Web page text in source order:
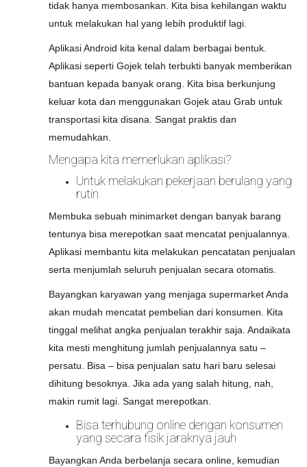
tidak hanya membosankan. Kita bisa kehilangan waktu
untuk melakukan hal yang lebih produktif lagi.
Aplikasi Android kita kenal dalam berbagai bentuk.
Aplikasi seperti Gojek telah terbukti banyak memberikan
bantuan kepada banyak orang. Kita bisa berkunjung
keluar kota dan menggunakan Gojek atau Grab untuk
transportasi kita disana. Sangat praktis dan
memudahkan.
Mengapa kita memerlukan aplikasi?
Untuk melakukan pekerjaan berulang yang
rutin
Membuka sebuah minimarket dengan banyak barang
tentunya bisa merepotkan saat mencatat penjualannya.
Aplikasi membantu kita melakukan pencatatan penjualan
serta menjumlah seluruh penjualan secara otomatis.
Bayangkan karyawan yang menjaga supermarket Anda
akan mudah mencatat pembelian dari konsumen. Kita
tinggal melihat angka penjualan terakhir saja. Andaikata
kita mesti menghitung jumlah penjualannya satu –
persatu. Bisa – bisa penjualan satu hari baru selesai
dihitung besoknya. Jika ada yang salah hitung, nah,
makin rumit lagi. Sangat merepotkan.
Bisa terhubung online dengan konsumen
yang secara fisik jaraknya jauh
Bayangkan Anda berbelanja secara online, kemudian